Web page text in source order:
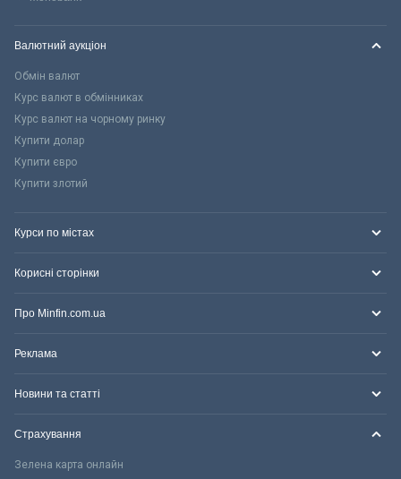
Валютний аукціон
Обмін валют
Курс валют в обмінниках
Курс валют на чорному ринку
Купити долар
Купити євро
Купити злотий
Курси по містах
Корисні сторінки
Про Minfin.com.ua
Реклама
Новини та статті
Страхування
Зелена карта онлайн